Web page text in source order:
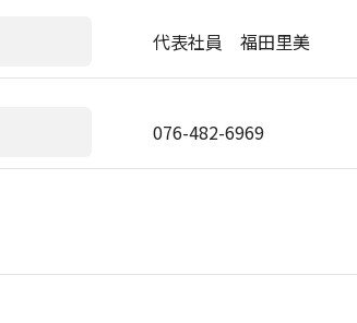
代表社員 福田里美
076-482-6969